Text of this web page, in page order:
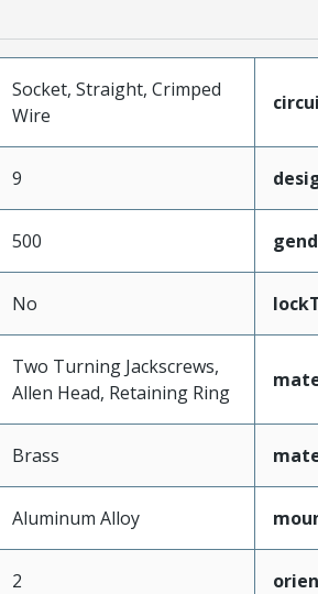
Socket, Straight, Crimped
Wire
9
500
No
Two Turning Jackscrews,
Allen Head, Retaining Ring
Brass
Aluminum Alloy
2